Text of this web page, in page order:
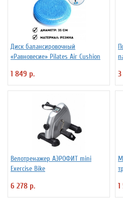
Диск балансировочный
«Равновесие» Pilates Air Cushion
1 849 р. 3
Велотренажер АЭРОФИТ mini
Exercise Bike
6 278 р.